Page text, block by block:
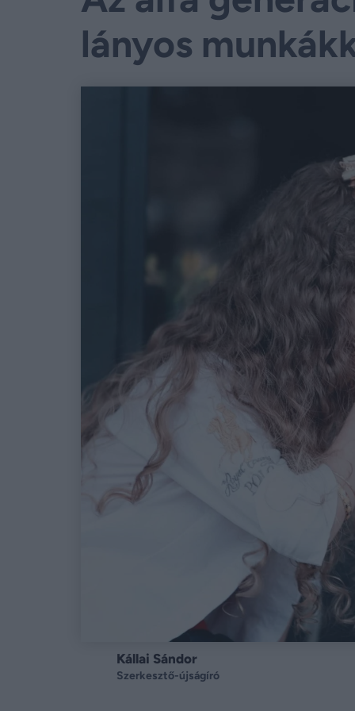
lányos
Kállai Sándor
Szerkesztő-újságíró